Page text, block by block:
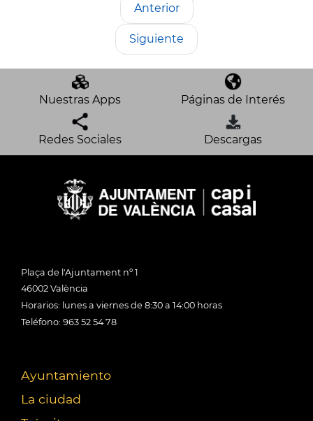
Anterior
Siguiente
Nuestras Apps Páginas de Interés
Redes Sociales Descargas
Plaça de l'Ajuntament nº 1
46002 València
Horarios: lunes a viernes de 8:30 a 14:00 horas
Teléfono: 963 52 54 78
Ayuntamiento
La ciudad